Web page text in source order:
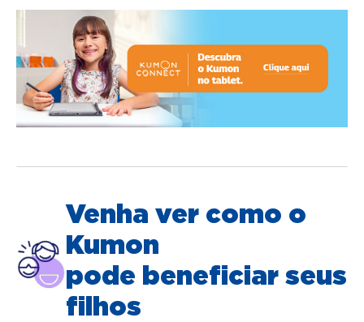
Venha ver como o
Kumon
pode beneficiar seus
filhos